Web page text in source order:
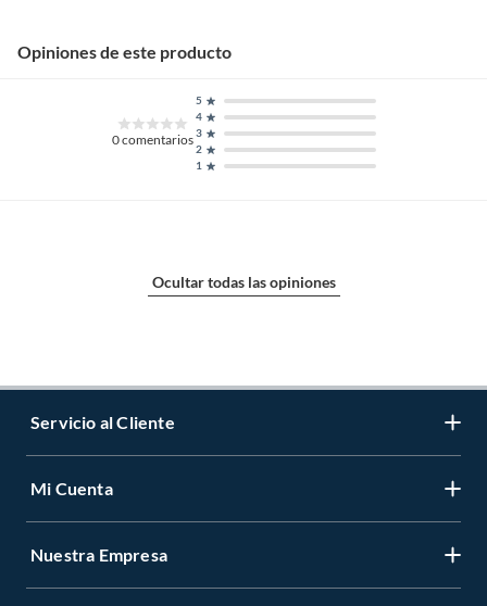
Opiniones de este producto
0comentarios
1
2
3
4
5
Ocultar todas las opiniones
Servicio al Cliente
Contáctanos
Mi Cuenta
Registrate
Nuestra Empresa